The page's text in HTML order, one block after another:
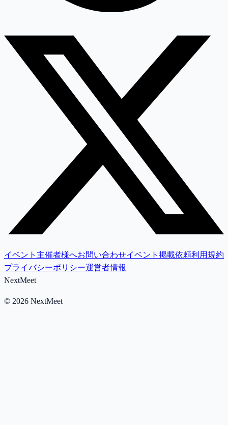
イベント主催者様へお問い合わせイベント掲載依頼利用規約
プライバシーポリシー運営者情報
NextMeet
© 2026 NextMeet